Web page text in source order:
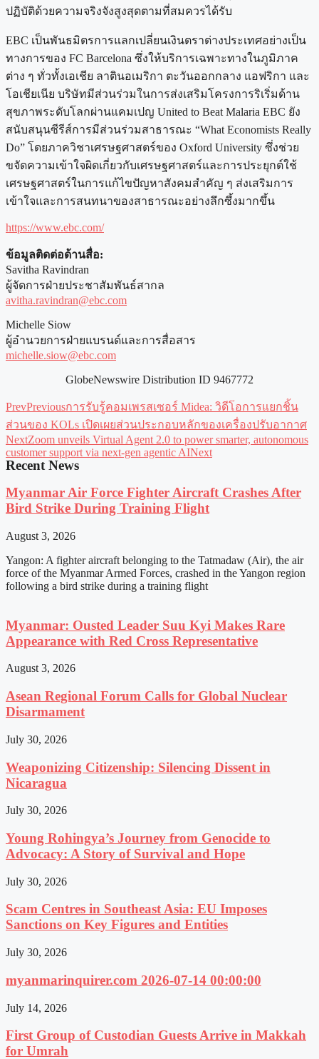
ปฏิบัติด้วยความจริงจังสูงสุดตามที่สมควรได้รับ
EBC เป็นพันธมิตรการแลกเปลี่ยนเงินตราต่างประเทศอย่างเป็น
ทางการของ FC Barcelona ซึ่งให้บริการเฉพาะทางในภูมิภาค
ต่าง ๆ ทั่วทั้งเอเชีย ลาตินอเมริกา ตะวันออกกลาง แอฟริกา และ
โอเชียเนีย บริษัทมีส่วนร่วมในการส่งเสริมโครงการริเริ่มด้าน
สุขภาพระดับโลกผ่านแคมเปญ United to Beat Malaria EBC ยัง
สนับสนุนซีรีส์การมีส่วนร่วมสาธารณะ “What Economists Really
Do” โดยภาควิชาเศรษฐศาสตร์ของ Oxford University ซึ่งช่วย
ขจัดความเข้าใจผิดเกี่ยวกับเศรษฐศาสตร์และการประยุกต์ใช้
เศรษฐศาสตร์ในการแก้ไขปัญหาสังคมสำคัญ ๆ ส่งเสริมการ
เข้าใจและการสนทนาของสาธารณะอย่างลึกซึ้งมากขึ้น
https://www.ebc.com/
ข้อมูลติดต่อด้านสื่อ:
Savitha Ravindran
ผู้จัดการฝ่ายประชาสัมพันธ์สากล
avitha.ravindran@ebc.com
Michelle Siow
ผู้อำนวยการฝ่ายแบรนด์และการสื่อสาร
michelle.siow@ebc.com
GlobeNewswire Distribution ID 9467772
PrevPreviousการรับรู้คอมเพรสเซอร์ Midea: วิดีโอการแยกชิ้น
ส่วนของ KOLs เปิดเผยส่วนประกอบหลักของเครื่องปรับอากาศ
NextZoom unveils Virtual Agent 2.0 to power smarter, autonomous
customer support via next-gen agentic AINext
Recent News
Myanmar Air Force Fighter Aircraft Crashes After
Bird Strike During Training Flight
August 3, 2026
Yangon: A fighter aircraft belonging to the Tatmadaw (Air), the air
force of the Myanmar Armed Forces, crashed in the Yangon region
following a bird strike during a training flight
Myanmar: Ousted Leader Suu Kyi Makes Rare
Appearance with Red Cross Representative
August 3, 2026
Asean Regional Forum Calls for Global Nuclear
Disarmament
July 30, 2026
Weaponizing Citizenship: Silencing Dissent in
Nicaragua
July 30, 2026
Young Rohingya’s Journey from Genocide to
Advocacy: A Story of Survival and Hope
July 30, 2026
Scam Centres in Southeast Asia: EU Imposes
Sanctions on Key Figures and Entities
July 30, 2026
myanmarinquirer.com 2026-07-14 00:00:00
July 14, 2026
First Group of Custodian Guests Arrive in Makkah
for Umrah